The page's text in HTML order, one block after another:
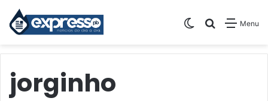
Menu
Pesquisar
Switch skin
jorginho